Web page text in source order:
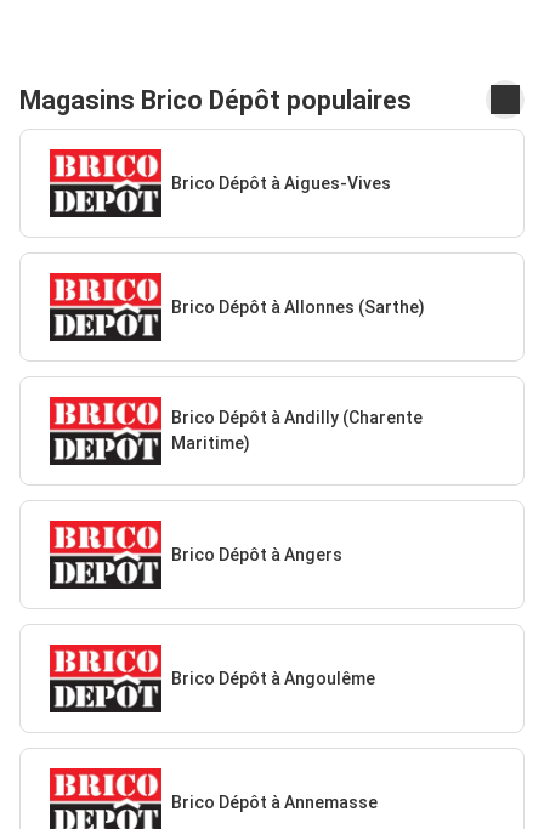
Magasins Brico Dépôt populaires
Brico Dépôt à Aigues-Vives
Brico Dépôt à Allonnes (Sarthe)
Brico Dépôt à Andilly (Charente
Maritime)
Brico Dépôt à Angers
Brico Dépôt à Angoulême
Brico Dépôt à Annemasse